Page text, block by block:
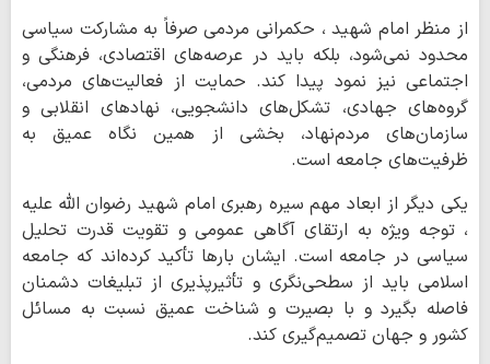
از منظر امام شهید ، حکمرانی مردمی صرفاً به مشارکت سیاسی
محدود نمی‌شود، بلکه باید در عرصه‌های اقتصادی، فرهنگی و
اجتماعی نیز نمود پیدا کند. حمایت از فعالیت‌های مردمی،
گروه‌های جهادی، تشکل‌های دانشجویی، نهادهای انقلابی و
سازمان‌های مردم‌نهاد، بخشی از همین نگاه عمیق به
ظرفیت‌های جامعه است.
یکی دیگر از ابعاد مهم سیره رهبری امام شهید رضوان الله علیه
، توجه ویژه به ارتقای آگاهی عمومی و تقویت قدرت تحلیل
سیاسی در جامعه است. ایشان بارها تأکید کرده‌اند که جامعه
اسلامی باید از سطحی‌نگری و تأثیرپذیری از تبلیغات دشمنان
فاصله بگیرد و با بصیرت و شناخت عمیق نسبت به مسائل
کشور و جهان تصمیم‌گیری کند.